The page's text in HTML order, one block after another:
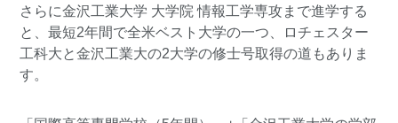
さらに金沢工業大学 大学院 情報工学専攻まで進学する
と、最短2年間で全米ベスト大学の一つ、ロチェスター
工科大と金沢工業大の2大学の修士号取得の道もありま
す。